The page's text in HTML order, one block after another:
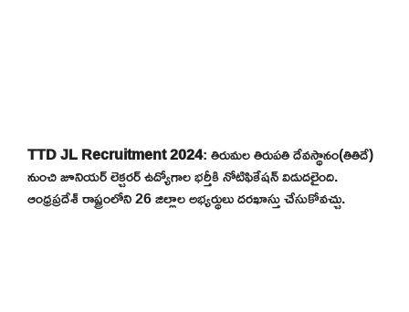
TTD JL Recruitment 2024: తిరుమల తిరుపతి దేవస్థానం(తితిదే)
నుంచి జూనియర్ లెక్చరర్ ఉద్యోగాల భర్తీకి నోటిఫికేషన్ విడుదలైంది.
ఆంధ్రప్రదేశ్ రాష్ట్రంలోని 26 జిల్లాల అభ్యర్థులు దరఖాస్తు చేసుకోవచ్చు.